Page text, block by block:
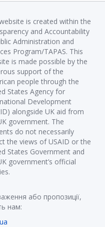
is created within the
and Accountability
Administration and
Program/TAPAS. This
is made possible by the
support of the
people through the
States Agency for
Development
alongside UK aid from
government. The
do not necessarily
the views of USAID or the
States Government and
government’s official
або пропозиції,
нам: